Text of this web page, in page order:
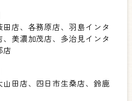
店、各務原店、羽島インタ
美濃加茂店、多治見インタ
店
田店、四日市生桑店、鈴鹿